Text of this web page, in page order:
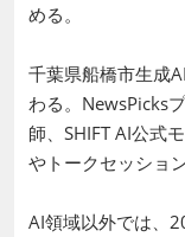
める。
千葉県船橋市生成
わる。NewsPicks
師、SHIFT AI公式
やトークセッショ
AI領域以外では、